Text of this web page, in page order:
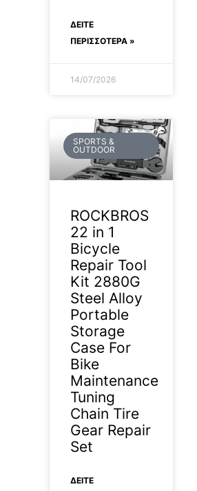
ΔΕΊΤΕ
ΠΕΡΙΣΣΟΤΕΡΑ »
14/07/2026
SPORTS &
OUTDOOR
ROCKBROS
22 in 1
Bicycle
Repair Tool
Kit 2880G
Steel Alloy
Portable
Storage
Case For
Bike
Maintenance
Tuning
Chain Tire
Gear Repair
Set
ΔΕΊΤΕ